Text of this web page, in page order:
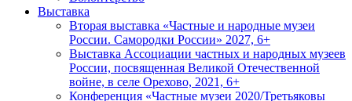
Выставка
Вторая выставка «Частные и народные музеи
России. Самородки России» 2027, 6+
Выставка Ассоциации частных и народных музеев
России, посвященная Великой Отечественной
войне, в селе Орехово, 2021, 6+
Конференция «Частные музеи 2020/Третьяковы